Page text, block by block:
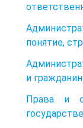
понятие,
и
Права и